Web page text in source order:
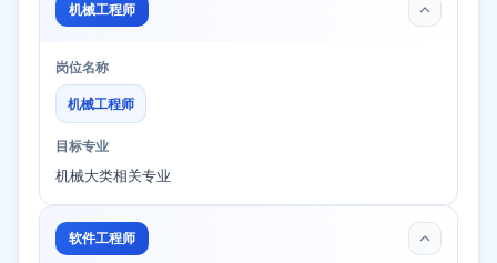
机械工程师
岗位名称
机械工程师
目标专业
机械大类相关专业
软件工程师